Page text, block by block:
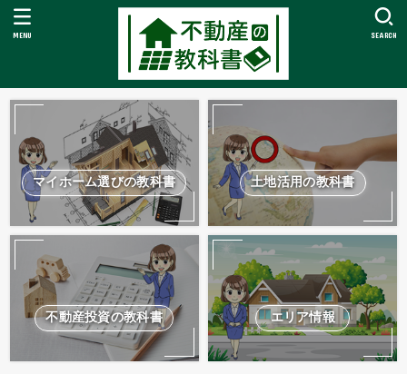
SEARCH
MENU
マイホーム選びの教科書 土地活用の教科書
不動産投資の教科書 エリア情報